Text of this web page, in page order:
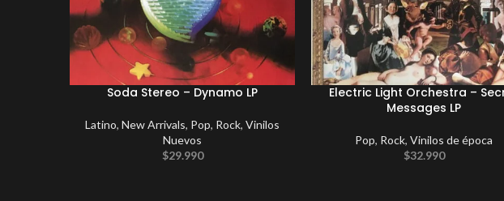
Soda Stereo – Dynamo LP
Latino, New Arrivals, Pop, Rock, Vinilos
Nuevos
$29.990
Electric Light Orchestra –
Messages LP
Pop, Rock, Vinilos de época
$32.990